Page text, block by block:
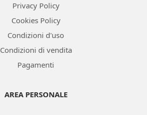
Privacy Policy
Cookies Policy
Condizioni d'uso
Condizioni di vendita
Pagamenti
AREA PERSONALE